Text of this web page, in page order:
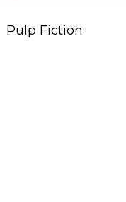
Pulp Fiction